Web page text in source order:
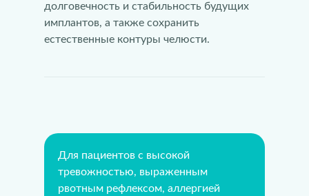
долговечность и стабильность будущих
имплантов, а также сохранить
естественные контуры челюсти.
Для пациентов с высокой
тревожностью, выраженным
рвотным рефлексом, аллергией